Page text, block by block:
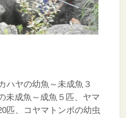
ハヤの幼魚～未成魚３
未成魚～成魚５匹、ヤマ
匹、コヤマトンボの幼虫